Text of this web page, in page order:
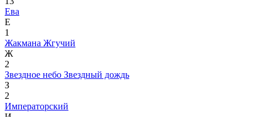
Ева
Е
1
Жакмана Жгучий
Ж
2
Звездное небо Звездный дождь
З
2
Императорский